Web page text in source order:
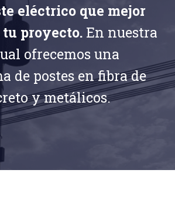
eléctrico que mejor
tu proyecto. En nuestra
ofrecemos una
de postes en fibra de
y metálicos.